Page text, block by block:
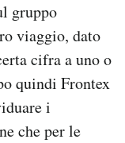
gruppo
viaggio, dato
cifra a uno o
quindi Frontex
i
che per le